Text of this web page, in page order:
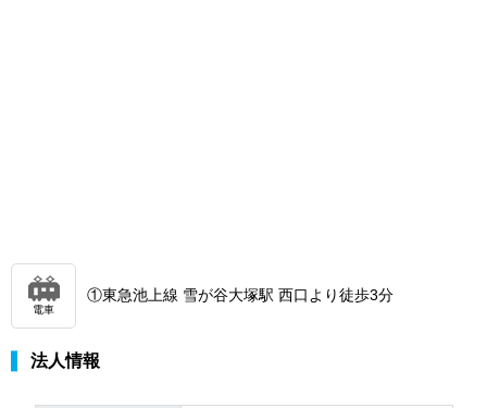
電車
①東急池上線 雪が谷大塚駅 西口より徒歩3分
法人情報